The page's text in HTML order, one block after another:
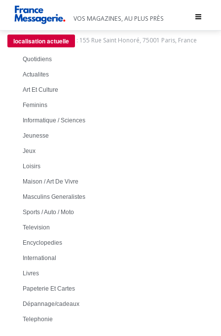
Toggle
VOS MAGAZINES, AU PLUS PRÈS
localisation actuelle : 155 Rue Saint Honoré, 75001 Paris, France
Quotidiens
Actualites
Art Et Culture
Feminins
Informatique / Sciences
Jeunesse
Jeux
Loisirs
Maison / Art De Vivre
Masculins Generalistes
Sports / Auto / Moto
Television
Encyclopedies
International
Livres
Papeterie Et Cartes
Dépannage/cadeaux
Telephonie